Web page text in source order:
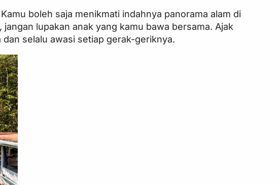
boleh saja menikmati indahnya panorama alam di
lupakan anak yang kamu bawa bersama. Ajak
selalu awasi setiap gerak-geriknya.